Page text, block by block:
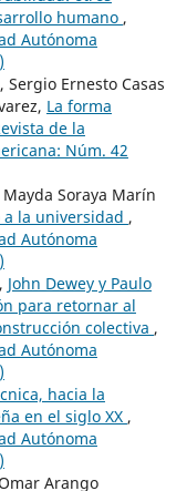
humano ,
Autónoma
Ernesto Casas
La forma
de la
Núm. 42
Soraya Marín
la universidad ,
Autónoma
John Dewey y Paulo
para retornar al
colectiva ,
Autónoma
hacia la
en el siglo XX ,
Autónoma
Arango